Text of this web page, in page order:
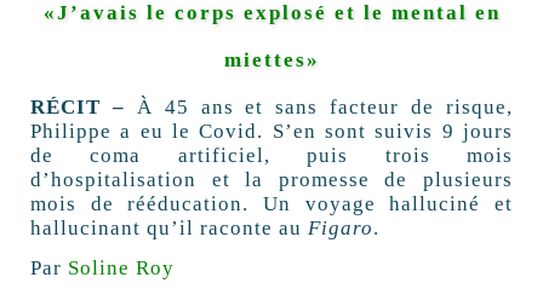
«J’avais le corps explosé et le mental en
miettes»
RÉCIT – À 45 ans et sans facteur de risque,
Philippe a eu le Covid. S’en sont suivis 9 jours
de coma artificiel, puis trois mois
d’hospitalisation et la promesse de plusieurs
mois de rééducation. Un voyage halluciné et
hallucinant qu’il raconte au Figaro.
Par Soline Roy